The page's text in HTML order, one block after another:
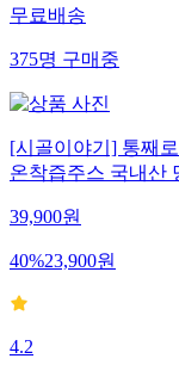
무료배송
375명구매중
[시골이야기] 통째
온착즙주스 국내산
39,900원
40%23,900원
4.2